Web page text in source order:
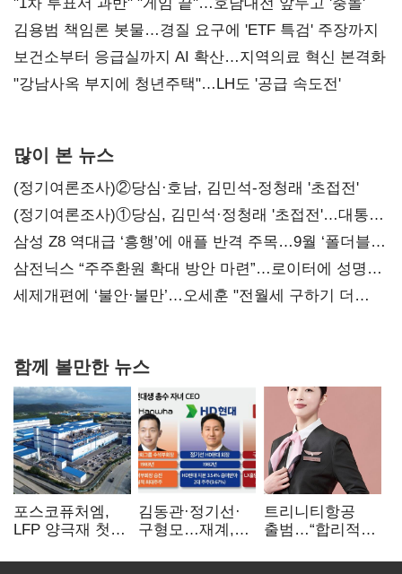
김용범 책임론 봇물…경질 요구에 'ETF 특검' 주장까지
보건소부터 응급실까지 AI 확산…지역의료 혁신 본격화
"강남사옥 부지에 청년주택"…LH도 '공급 속도전'
많이 본 뉴스
(정기여론조사)②당심·호남, 김민석-정청래 '초접전'
(정기여론조사)①당심, 김민석·정청래 '초접전'…대통령
지지도 '50% 아래로'(종합)
삼성 Z8 역대급 ‘흥행’에 애플 반격 주목…9월 ‘폴더블
대전’
삼전닉스 “주주환원 확대 방안 마련”…로이터에 성명
보내
세제개편에 ‘불안·불만’…오세훈 "전월세 구하기 더
함께 볼만한 뉴스
포스코퓨처엠,
LFP 양극재 첫
ESS 시장 공략
김동관·정기선·
구형모…재계,
전성시대
트리니티항공
출범…“합리적
서비스로 승부”